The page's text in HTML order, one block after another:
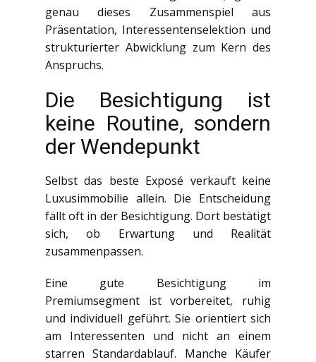
genau dieses Zusammenspiel aus
Präsentation, Interessentenselektion und
strukturierter Abwicklung zum Kern des
Anspruchs.
Die Besichtigung ist
keine Routine, sondern
der Wendepunkt
Selbst das beste Exposé verkauft keine
Luxusimmobilie allein. Die Entscheidung
fällt oft in der Besichtigung. Dort bestätigt
sich, ob Erwartung und Realität
zusammenpassen.
Eine gute Besichtigung im
Premiumsegment ist vorbereitet, ruhig
und individuell geführt. Sie orientiert sich
am Interessenten und nicht an einem
starren Standardablauf. Manche Käufer